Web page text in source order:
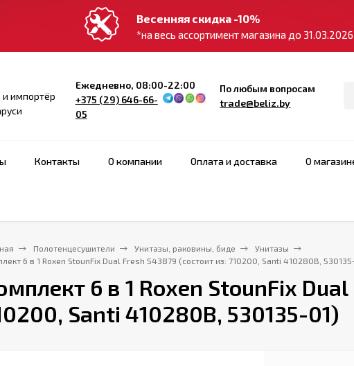
Весенняя скидка -10%
*на весь ассортимент магазина до 31.03.2026
и импортёр
Ежедневно, 08:00-22:00
+375 (29) 646-66-
05
По любым вопросам
trade@beliz.by
Контакты О компании Оплата и доставка О
Полотенцесушители Унитазы, раковины, биде
Унитазы
6 в 1 Roxen StounFix Dual Fresh 543879 (состоит из: 710200, Santi 410280B,
6 в 1 Roxen StounFix
Santi 410280B, 530135-01)